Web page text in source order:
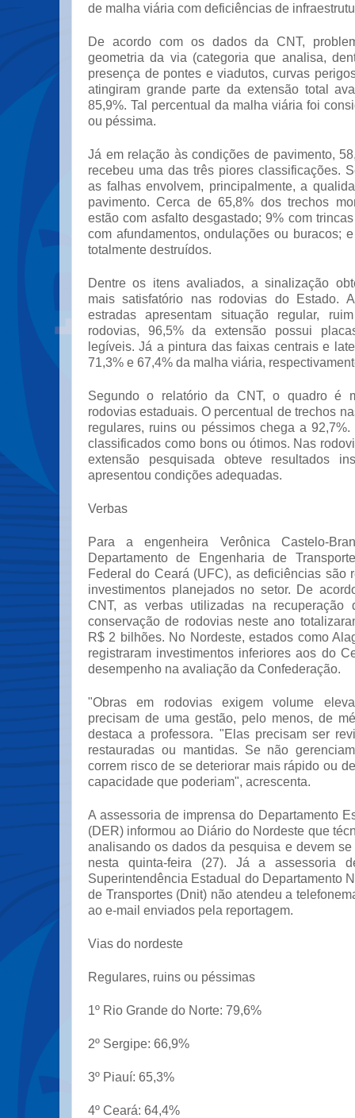
de malha viária com deficiências de
De acordo com os dados da CNT,
geometria da via (categoria que analisa,
presença de pontes e viadutos, curvas
atingiram grande parte da extensão total
85,9%. Tal percentual da malha viária foi
ou péssima.
Já em relação às condições de pavimento,
recebeu uma das três piores classificações.
as falhas envolvem, principalmente, a
pavimento. Cerca de 65,8% dos trechos
estão com asfalto desgastado; 9% com
com afundamentos, ondulações ou buracos;
totalmente destruídos.
Dentre os itens avaliados, a sinalização
mais satisfatório nas rodovias do Estado.
estradas apresentam situação regular,
rodovias, 96,5% da extensão possui
legíveis. Já a pintura das faixas centrais e
71,3% e 67,4% da malha viária,
Segundo o relatório da CNT, o quadro é
rodovias estaduais. O percentual de trechos
regulares, ruins ou péssimos chega a 92,7%.
classificados como bons ou ótimos. Nas
extensão pesquisada obteve resultados
apresentou condições adequadas.
Verbas
Para a engenheira Verônica Castelo-
Departamento de Engenharia de
Federal do Ceará (UFC), as deficiências são
investimentos planejados no setor. De
CNT, as verbas utilizadas na recuperação
conservação de rodovias neste ano
R$ 2 bilhões. No Nordeste, estados como
registraram investimentos inferiores aos do
desempenho na avaliação da Confederação.
"Obras em rodovias exigem volume
precisam de uma gestão, pelo menos, de
destaca a professora. "Elas precisam ser
restauradas ou mantidas. Se não
correm risco de se deteriorar mais rápido ou
capacidade que poderiam", acrescenta.
A assessoria de imprensa do Departamento
(DER) informou ao Diário do Nordeste que
analisando os dados da pesquisa e devem
nesta quinta-feira (27). Já a assessoria
Superintendência Estadual do Departamento
de Transportes (Dnit) não atendeu a
ao e-mail enviados pela reportagem.
Vias do nordeste
Regulares, ruins ou péssimas
1º Rio Grande do Norte: 79,6%
2º Sergipe: 66,9%
3º Piauí: 65,3%
4º Ceará: 64,4%